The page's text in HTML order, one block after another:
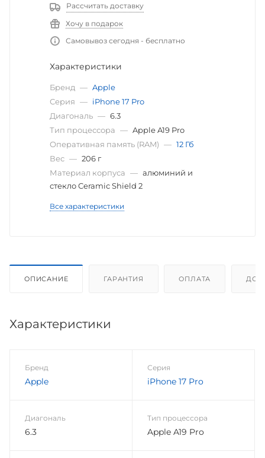
Рассчитать доставку
Хочу в подарок
Самовывоз сегодня - бесплатно
Характеристики
Бренд — Apple
Серия — iPhone 17 Pro
Диагональ — 6.3
Тип процессора — Apple A19 Pro
Оперативная память (RAM) — 12 Гб
Вес — 206 г
Материал корпуса — алюминий и
стекло Ceramic Shield 2
Все характеристики
ОПИСАНИЕ ГАРАНТИЯ ОПЛАТА
Характеристики
Бренд
Apple
Серия
iPhone 17 Pro
Диагональ
6.3
Тип процессора
Apple A19 Pro